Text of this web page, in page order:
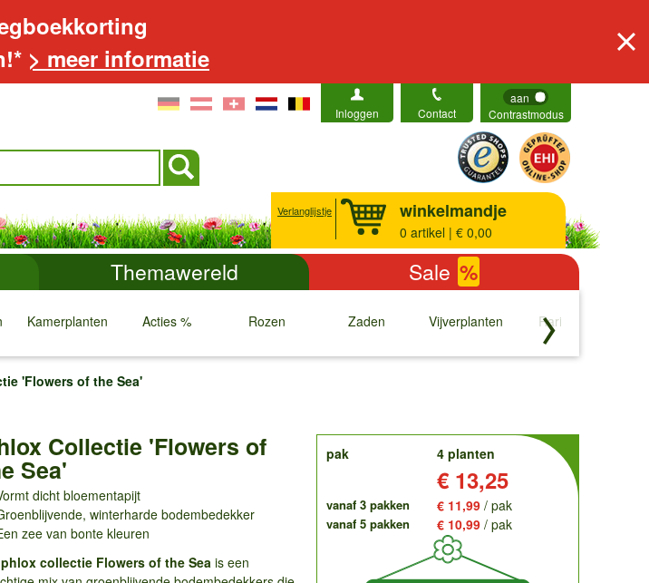
> meer informatie
Inloggen Contact
aan
Contrastmodus
Verlanglijstje winkelmandje
0 artikel | € 0,00
Themawereld Sale %
Kamerplanten
↓
Acties %
↓
Rozen
↓
Zaden
↓
Vijverplanten
↓
Rariteiten
↓
'Flowers of the Sea'
Collectie 'Flowers of
Sea'
dicht bloementapijt
winterharde bodembedekker
zee van bonte kleuren
collectie Flowers of the Sea is een
order
pak
4 planten
€ 13,25
vanaf 3 pakken € 11,99 / pak
vanaf 5 pakken € 10,99 / pak